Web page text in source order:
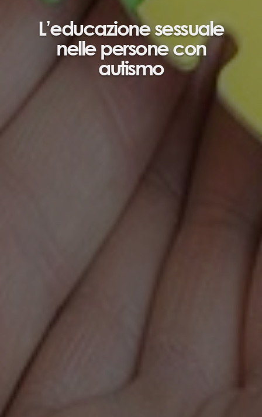
L’educazione sessuale
nelle persone con
autismo